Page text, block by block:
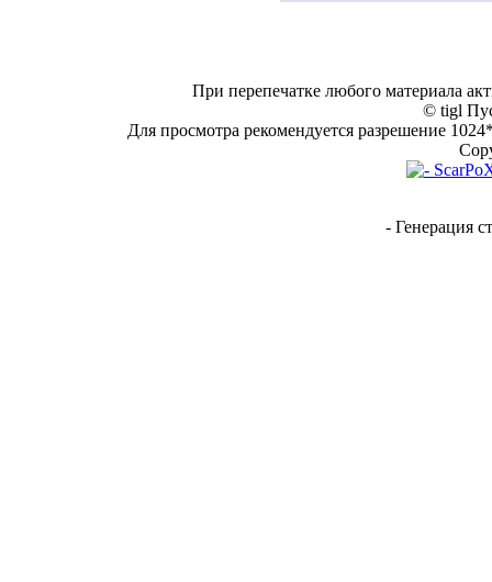
При перепечатке любого материала
© tigl
Для просмотра рекомендуется разрешение
- Генерация